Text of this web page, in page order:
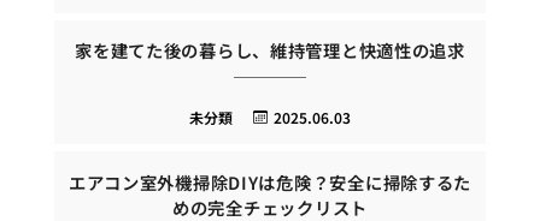
家を建てた後の暮らし、維持管理と快適性の追求
2025.06.03
未分類
エアコン室外機掃除DIYは危険？安全に掃除するた
めの完全チェックリスト